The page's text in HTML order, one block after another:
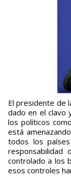
El presidente de la República de Francia, Nicolás Sarkozy, ha
dado en el clavo
los políticos
está
todos los
responsabilidad
controlado a los
esos controles